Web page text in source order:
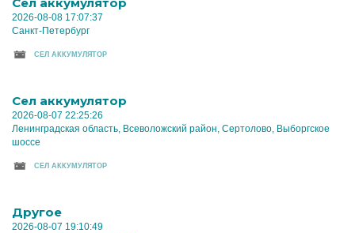
2026-08-08 17:07:37
Санкт-Петербург
CЕЛ АККУМУЛЯТОР
Cел аккумулятор
2026-08-07 22:25:26
Ленинградская область, Всеволожский район, Сертолово, Выборгское
шоссе
CЕЛ АККУМУЛЯТОР
Другое
2026-08-07 19:10:49